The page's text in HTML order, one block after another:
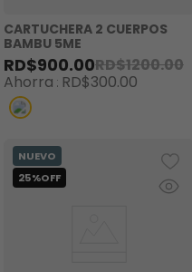
CARTUCHERA 2 CUERPOS
BAMBU 5ME
RD$900.00RD$1200.00
Ahorra RD$300.00